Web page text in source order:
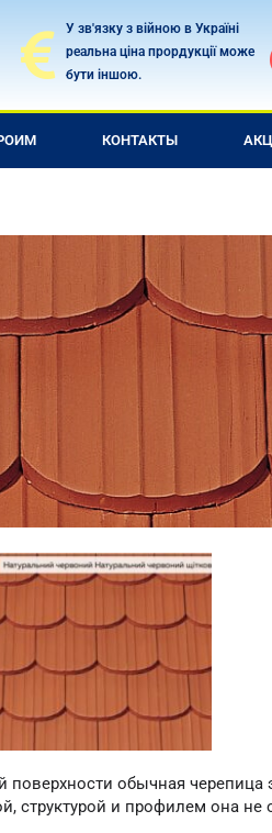
У зв'язку з війною в Україні
реальна ціна прордукції може
бути іншою.
КОНТАКТЫ
обычная черепица
структурой и профилем она не